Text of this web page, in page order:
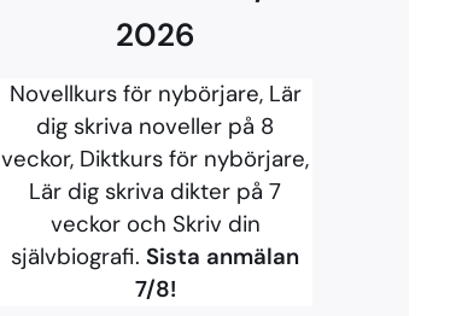
2026
Novellkurs för nybörjare, Lär
dig skriva noveller på 8
veckor, Diktkurs för nybörjare,
Lär dig skriva dikter på 7
veckor och Skriv din
självbiografi.Sista anmälan
7/8!